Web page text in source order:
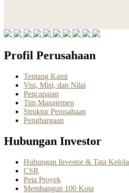
Profil Perusahaan
Tentang Kami
Visi, Misi, dan Nilai
Pencapaian
Tim Manajemen
Struktur Perusahaan
Penghargaan
Hubungan Investor
Hubungan Investor & Tata Kelola
CSR
Peta Proyek
Membangun 100 Kota